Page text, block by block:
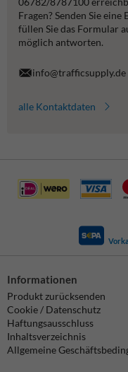
Fragen? Senden Sie eine
füllen Sie das Formular
möglich antworten.
info@trafficsupply.de
alle Kontaktdaten
Informationen
Produkt zurücksenden
Cookie / Datenschutz
Haftungsausschluss
Inhaltsverzeichnis
Allgemeine